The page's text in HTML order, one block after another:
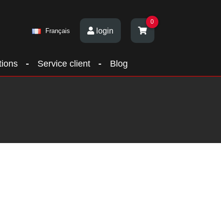
Français login
0
Service client Blog